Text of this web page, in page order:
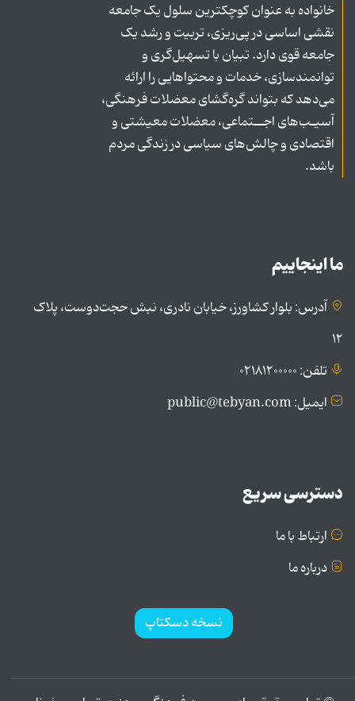
خانواده به عنوان کوچکترین سلول یک جامعه
نقشی اساسی در پی‌ریزی، تربیت و رشد یک
جامعه قوی دارد. تبیان با تسهیل‌گری و
توانمندسازی، خدمات و محتواهایی را ارائه
می‌دهد که بتواند گره‌گشای معضلات فرهنگی،
آسیـب‌های اجــتماعی، معضلات معیشتی و
اقتصادی و چالش‌های سیاسی در زندگی مردم
باشد.
ما اینجاییم
آدرس: بلوار کشاورز، خیابان نادری، نبش حجت‌دوست، پلاک
۱۲
تلفن: ۰۲۱۸۱۲۰۰۰۰۰
ایمیل: public@tebyan.com
دسترسی سریع
ارتباط با ما
درباره ما
نسخه دسکتاپ